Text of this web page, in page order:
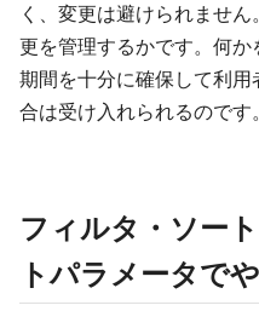
く、変更は避けられませ
更を管理するかです。何
期間を十分に確保して利
合は受け入れられるのです。
フィルタ・ソー
トパラメータで